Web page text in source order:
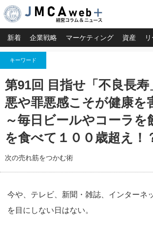
新着 企業戦略 マーケティング 資産
キーワード
第91回 目指せ「不良長
悪や罪悪感こそが健康を
～毎日ビールやコーラを
を食べて１００歳超え！
次の売れ筋をつかむ術
今や、テレビ、新聞・雑誌、インターネ
を目にしない日はない。